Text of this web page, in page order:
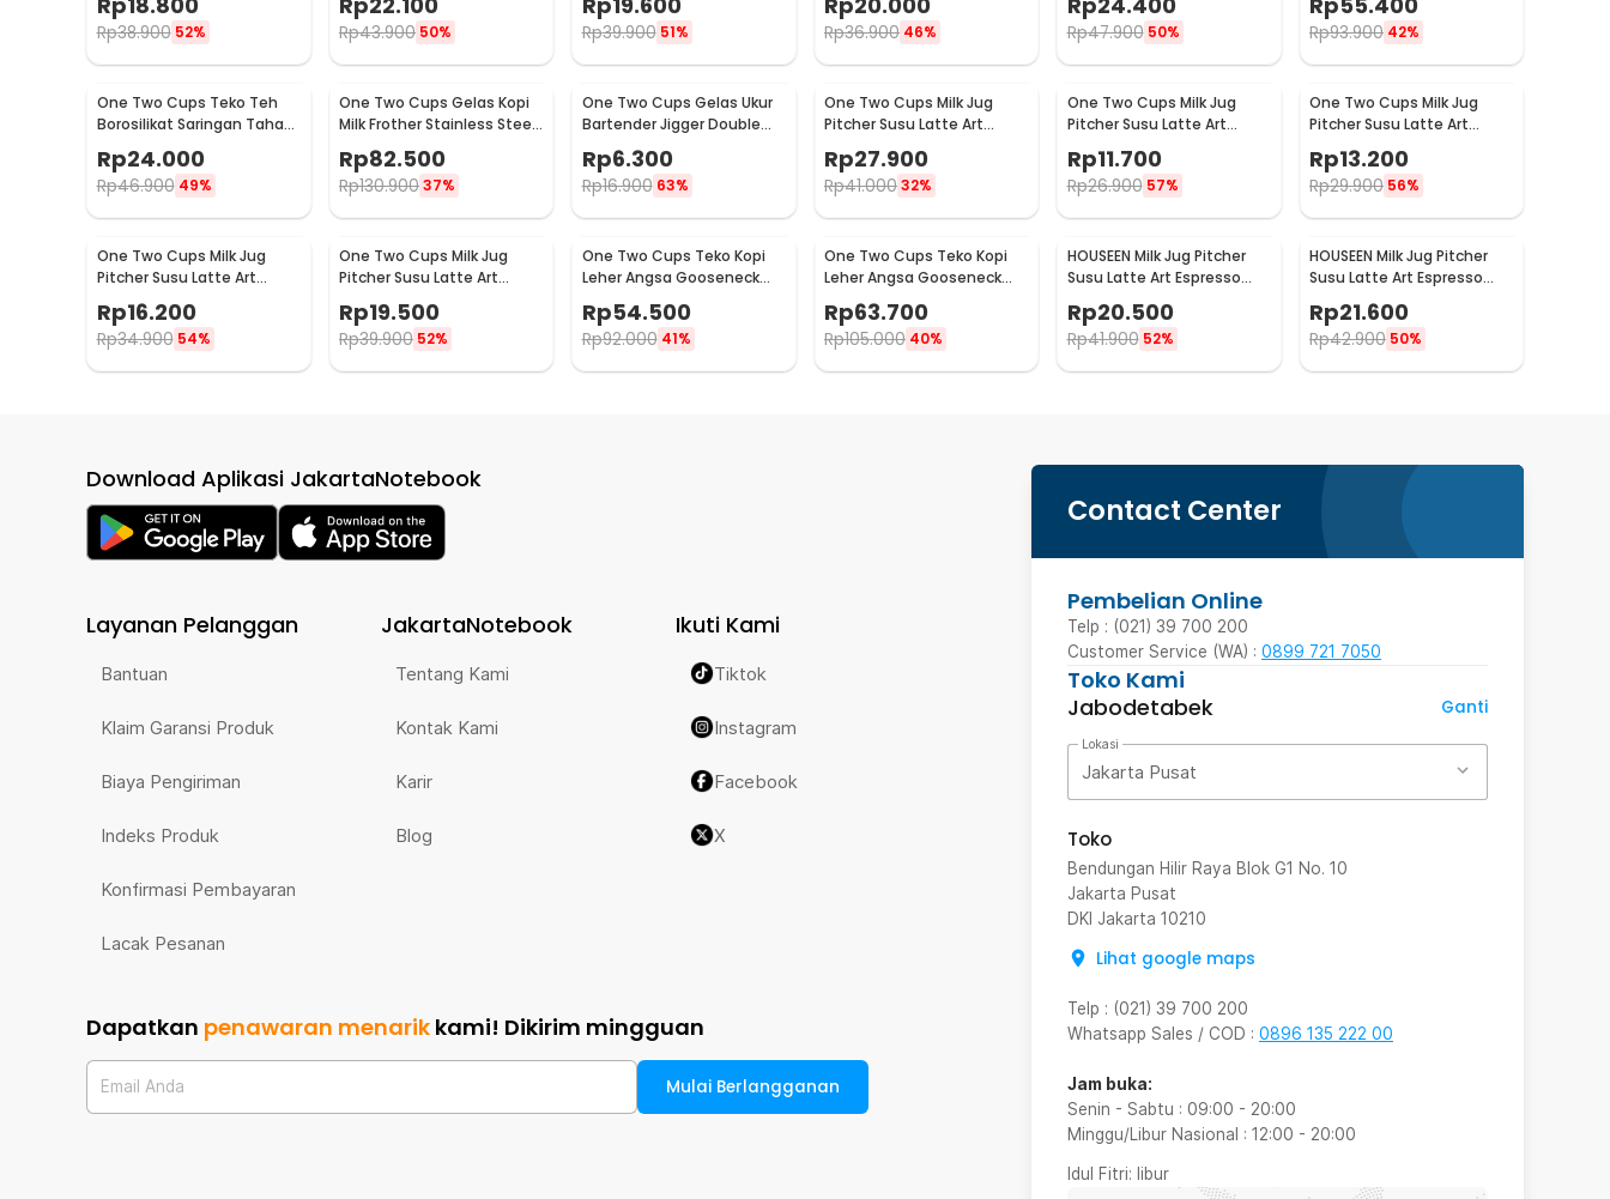
160ml
Rp38.900 52% Rp43.900 50%
F180
Rp39.900 51%
- SG-02
Rp36.900 46% Rp47.900 50%
2016
Rp93.900 42%
One Two Cups Teko Teh
Borosilikat Saringan Tahan
757
Rp24.000
Rp46.900 49%
One Two Cups Gelas Kopi
Milk Frother Stainless Steel
400ml - WZ0011
Rp82.500
Rp130.90037%
One Two Cups Gelas Ukur
Bartender Jigger Double
Shot 15ml and 30ml - LE2
Rp6.300
Rp16.900 63%
One Two Cups Milk Jug
Pitcher Susu Latte Art
200ml - J068
Rp27.900
Rp41.00032%
One Two Cups Milk Jug
Pitcher Susu Latte Art
1oz - S06HG
Rp11.700
Rp26.900 57%
One Two Cups Milk Jug
Pitcher Susu Latte Art
Espresso Stainless Steel
1.5oz - S06HG
Rp13.200
Rp29.900 56%
One Two Cups Milk Jug
Pitcher Susu Latte Art
Espresso Stainless Steel
3oz - S06HG
Rp16.200
Rp34.900 54%
One Two Cups Milk Jug
Pitcher Susu Latte Art
5oz - S06HG
Rp19.500
Rp39.900 52%
One Two Cups Teko Kopi
Leher Angsa Gooseneck
- AA049
Rp54.500
Rp92.000 41%
One Two Cups Teko Kopi
Leher Angsa Gooseneck
Pour Over Drip Kettle 350ml
- AA049
Rp63.700
Rp105.000 40%
HOUSEEN Milk Jug Pitcher
Susu Latte Art Espresso
DL060
Rp20.500
Rp41.900 52%
HOUSEEN Milk Jug Pitcher
Susu Latte Art Espresso
Stainless Steel 90ml -
DL060
Rp21.600
Rp42.900 50%
Contact Center
Pembelian Online
Telp : (021) 39 700 200
Customer Service (WA) : 0899 721 7050
Toko Kami
Jabodetabek
Ganti
Lokasi
Jakarta Pusat
Toko
Bendungan Hilir Raya Blok G1 No. 10
Jakarta Pusat
DKI Jakarta 10210
Lihat google maps
Telp : (021) 39 700 200
Whatsapp Sales / COD : 0896 135 222 00
Jam buka:
Senin - Sabtu : 09:00 - 20:00
Minggu/Libur Nasional : 12:00 - 20:00
Idul Fitri: libur
Download Aplikasi JakartaNotebook
Layanan Pelanggan
Bantuan
Klaim Garansi Produk
Biaya Pengiriman
Indeks Produk
Konfirmasi Pembayaran
Lacak Pesanan
JakartaNotebook
Tentang Kami
Kontak Kami
Karir
Blog
Ikuti Kami
Tiktok
Instagram
Facebook
X
Dapatkan penawaran menarik kami! Dikirim mingguan
Email Anda Mulai Berlangganan